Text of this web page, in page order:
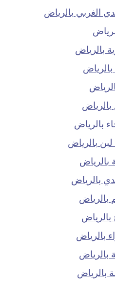
الغربي بالرياض
بالرياض
بالرياض
بالرياض
بالرياض
بالرياض